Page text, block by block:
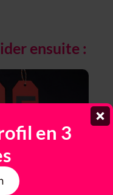
ensuite :
en 3